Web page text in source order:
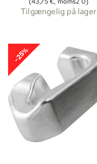
Tilgængelig på lager
-25%